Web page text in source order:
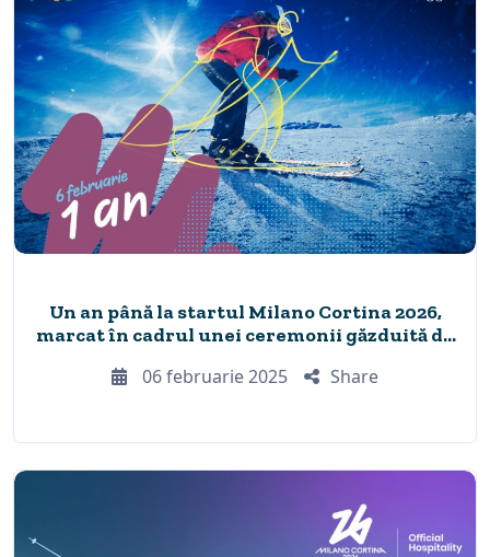
Un an până la startul Milano Cortina 2026,
marcat în cadrul unei ceremonii găzduită de
06 februarie 2025 Share